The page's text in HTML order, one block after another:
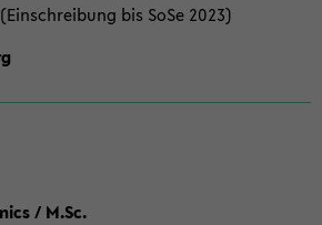
bis SoSe 2023)
/ M.Sc.